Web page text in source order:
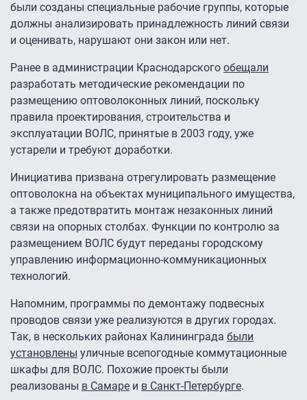
были созданы специальные рабочие группы, которые
должны анализировать принадлежность линий связи
и оценивать, нарушают они закон или нет.
Ранее в администрации Краснодарского обещали
разработать методические рекомендации по
размещению оптоволоконных линий, поскольку
правила проектирования, строительства и
эксплуатации ВОЛС, принятые в 2003 году, уже
устарели и требуют доработки.
Инициатива призвана отрегулировать размещение
оптоволокна на объектах муниципального имущества,
а также предотвратить монтаж незаконных линий
связи на опорных столбах. Функции по контролю за
размещением ВОЛС будут переданы городскому
управлению информационно-коммуникационных
технологий.
Напомним, программы по демонтажу подвесных
проводов связи уже реализуются в других городах.
Так, в нескольких районах Калининграда были
установлены уличные всепогодные коммутационные
шкафы для ВОЛС. Похожие проекты были
реализованы в Самаре и в Санкт-Петербурге.